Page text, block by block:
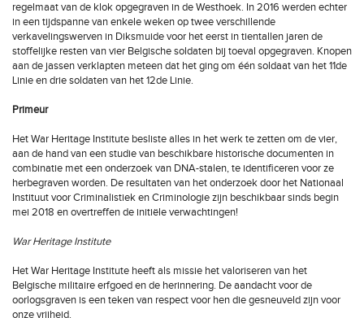
regelmaat van de klok opgegraven in de Westhoek. In 2016 werden echter
in een tijdspanne van enkele weken op twee verschillende
verkavelingswerven in Diksmuide voor het eerst in tientallen jaren de
stoffelijke resten van vier Belgische soldaten bij toeval opgegraven. Knopen
aan de jassen verklapten meteen dat het ging om één soldaat van het 11de
Linie en drie soldaten van het 12de Linie.
Primeur
Het War Heritage Institute besliste alles in het werk te zetten om de vier,
aan de hand van een studie van beschikbare historische documenten in
combinatie met een onderzoek van DNA-stalen, te identificeren voor ze
herbegraven worden. De resultaten van het onderzoek door het Nationaal
Instituut voor Criminalistiek en Criminologie zijn beschikbaar sinds begin
mei 2018 en overtreffen de initiële verwachtingen!
War Heritage Institute
Het War Heritage Institute heeft als missie het valoriseren van het
Belgische militaire erfgoed en de herinnering. De aandacht voor de
oorlogsgraven is een teken van respect voor hen die gesneuveld zijn voor
onze vrijheid.